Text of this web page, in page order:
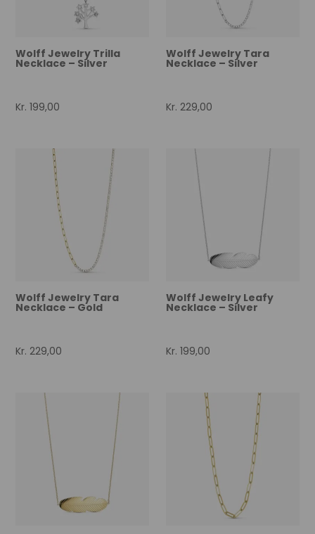
Wolff Jewelry Trilla
Necklace – Silver
Kr. 199,00
Wolff Jewelry Tara
Necklace – Silver
Kr. 229,00
Wolff Jewelry Tara
Necklace – Gold
Kr. 229,00
Wolff Jewelry Leafy
Necklace – Silver
Kr. 199,00